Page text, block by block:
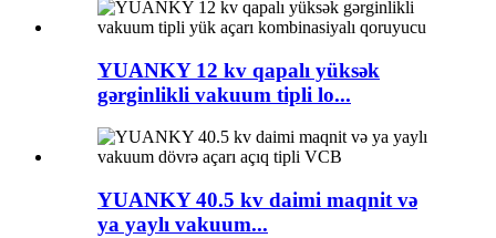
YUANKY 12 kv qapalı yüksək
gərginlikli vakuum tipli lo...
YUANKY 40.5 kv daimi maqnit və
ya yaylı vakuum...